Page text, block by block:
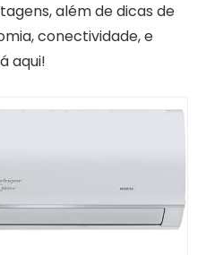
além de dicas de
conectividade, e
aqui!